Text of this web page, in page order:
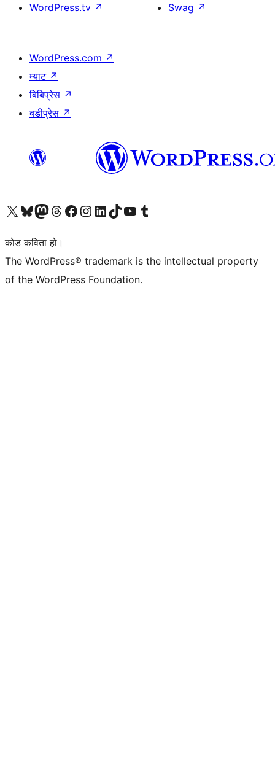
WordPress.tv ↗
Swag ↗
WordPress.com ↗
म्याट ↗
बिबिप्रेस ↗
बडीप्रेस ↗
हाम्रो X (पहिले ट्विटर) खातामा जानुहोस्
हाम्रो Bluesky खाता भ्रमण गर्नुहोस्
हाम्रो म्यास्टोडन खाता भ्रमण गर्नुहोस्
हाम्रो थ्रेड्स खातामा जानुहोस्
हाम्रो फेसबुक पेजमा जानुहोस्
हाम्रो इन्स्टाग्राम खातामा जानुहोस्
हाम्रो लिङ्क्डइन खातामा जानुहोस्
हाम्रो TikTok खाता भ्रमण गर्नुहोस्
हाम्रो युट्युब च्यानलमा जानुहोस्
हाम्रो टम्बलर खाता भ्रमण गर्नुहोस्
कोड कविता हो।
The WordPress® trademark is the intellectual property
of the WordPress Foundation.